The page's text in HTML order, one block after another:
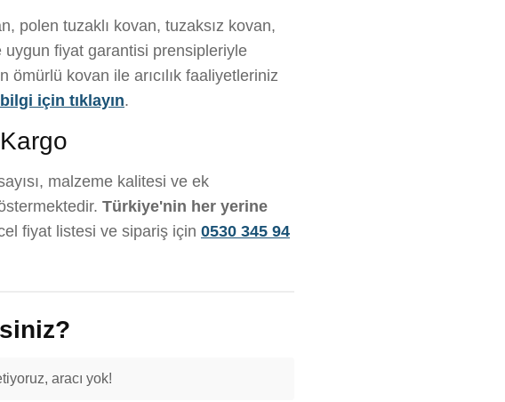
polen tuzaklı kovan, tuzaksız kovan,
uygun fiyat garantisi prensipleriyle
ömürlü kovan ile arıcılık faaliyetleriniz
için tıklayın.
malzeme kalitesi ve ek
Türkiye'nin her yerine
fiyat listesi ve sipariş için 0530 345 94
aracı yok!